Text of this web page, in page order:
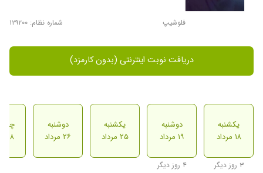
فلوشیپ شماره نظام: ۱۲۹۲۰۰
دریافت نوبت اینترنتی (بدون کارمزد)
یکشنبه
۱۸ مرداد
۳ روز دیگر
دوشنبه
۱۹ مرداد
۴ روز دیگر
یکشنبه
۲۵ مرداد
دوشنبه
۲۶ مرداد
۲۸ مرداد